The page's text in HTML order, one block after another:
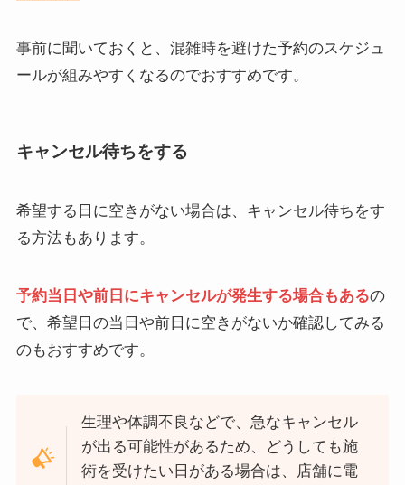
事前に聞いておくと、混雑時を避けた予約のスケジュ
ールが組みやすくなるのでおすすめです。
キャンセル待ちをする
希望する日に空きがない場合は、キャンセル待ちをす
る方法もあります。
予約当日や前日にキャンセルが発生する場合もあるの
で、希望日の当日や前日に空きがないか確認してみる
のもおすすめです。
生理や体調不良などで、急なキャンセル
が出る可能性があるため、どうしても施
術を受けたい日がある場合は、店舗に電